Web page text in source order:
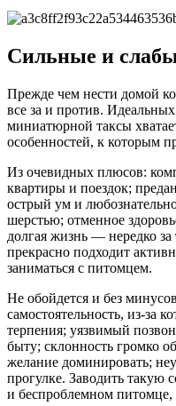
Сильные и
Прежде чем нести домой
все за и против.
миниатюрной таксы
особенностей, к которым
Из очевидных плюсов:
квартиры и поездок;
острый ум и
шерстью; отменное
долгая жизнь — нередко за
прекрасно подходит
заниматься с питомцем.
Не обойдется и без
самостоятельность, из-за
терпения; уязвимый
быту; склонность громко
желание доминировать;
прогулке. Заводить
и беспроблемном питомце,